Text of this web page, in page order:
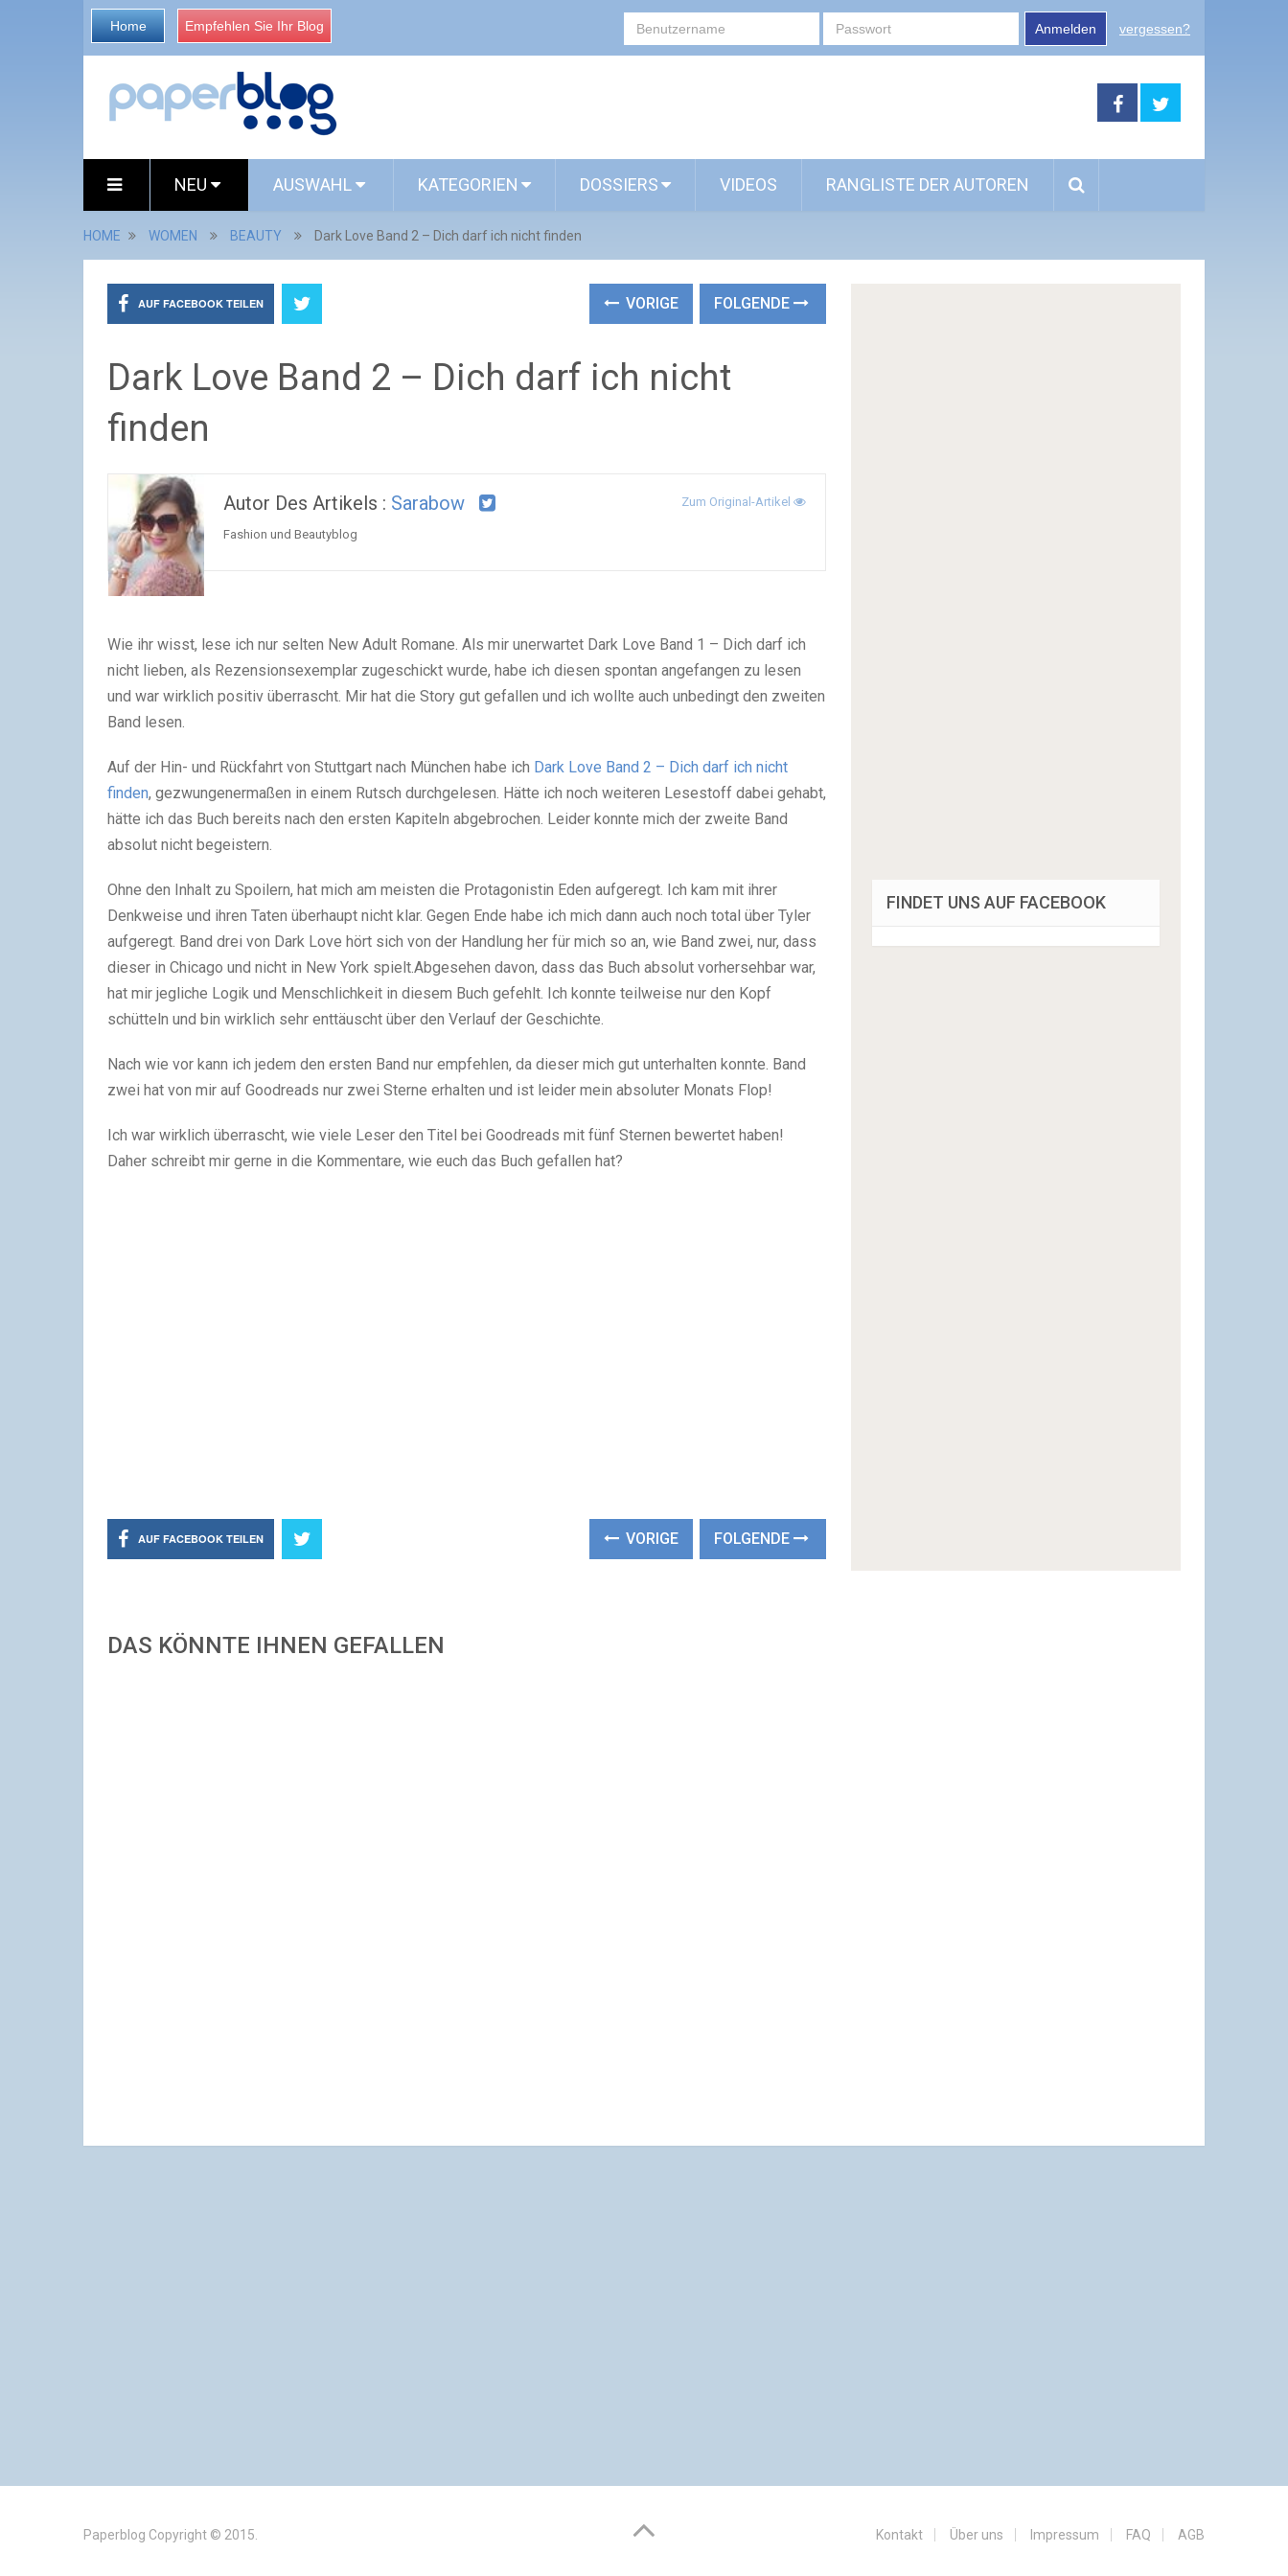
Home Empfehlen Sie Ihr Blog Anmelden vergessen?
NEU AUSWAHL KATEGORIEN DOSSIERS VIDEOS RANGLISTE DER AUTOREN
HOME WOMEN BEAUTY Dark Love Band 2 – Dich darf ich nicht finden
AUF FACEBOOK TEILEN VORIGE FOLGENDE
Dark Love Band 2 – Dich darf ich nicht
finden
Autor Des Artikels : Sarabow Zum Original-Artikel
Fashion und Beautyblog
Wie ihr wisst, lese ich nur selten New Adult Romane. Als mir unerwartet Dark Love Band 1 – Dich darf ich
nicht lieben, als Rezensionsexemplar zugeschickt wurde, habe ich diesen spontan angefangen zu lesen
und war wirklich positiv überrascht. Mir hat die Story gut gefallen und ich wollte auch unbedingt den zweiten
Band lesen.
Auf der Hin- und Rückfahrt von Stuttgart nach München habe ich Dark Love Band 2 – Dich darf ich nicht
finden, gezwungenermaßen in einem Rutsch durchgelesen. Hätte ich noch weiteren Lesestoff dabei gehabt,
hätte ich das Buch bereits nach den ersten Kapiteln abgebrochen. Leider konnte mich der zweite Band
absolut nicht begeistern.
Ohne den Inhalt zu Spoilern, hat mich am meisten die Protagonistin Eden aufgeregt. Ich kam mit ihrer
Denkweise und ihren Taten überhaupt nicht klar. Gegen Ende habe ich mich dann auch noch total über Tyler
aufgeregt. Band drei von Dark Love hört sich von der Handlung her für mich so an, wie Band zwei, nur, dass
dieser in Chicago und nicht in New York spielt.Abgesehen davon, dass das Buch absolut vorhersehbar war,
hat mir jegliche Logik und Menschlichkeit in diesem Buch gefehlt. Ich konnte teilweise nur den Kopf
schütteln und bin wirklich sehr enttäuscht über den Verlauf der Geschichte.
Nach wie vor kann ich jedem den ersten Band nur empfehlen, da dieser mich gut unterhalten konnte. Band
zwei hat von mir auf Goodreads nur zwei Sterne erhalten und ist leider mein absoluter Monats Flop!
Ich war wirklich überrascht, wie viele Leser den Titel bei Goodreads mit fünf Sternen bewertet haben!
Daher schreibt mir gerne in die Kommentare, wie euch das Buch gefallen hat?
AUF FACEBOOK TEILEN VORIGE FOLGENDE
DAS KÖNNTE IHNEN GEFALLEN
FINDET UNS AUF FACEBOOK
Paperblog Copyright © 2015. Kontakt Über uns Impressum FAQ AGB